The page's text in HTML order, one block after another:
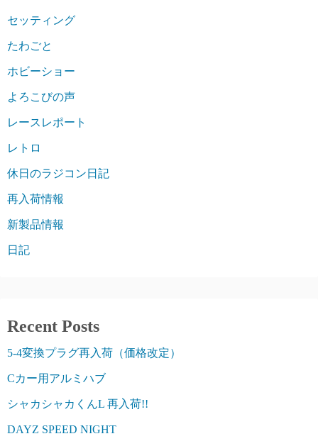
セッティング
たわごと
ホビーショー
よろこびの声
レースレポート
レトロ
休日のラジコン日記
再入荷情報
新製品情報
日記
Recent Posts
5-4変換プラグ再入荷（価格改定）
Cカー用アルミハブ
シャカシャカくんL 再入荷!!
DAYZ SPEED NIGHT